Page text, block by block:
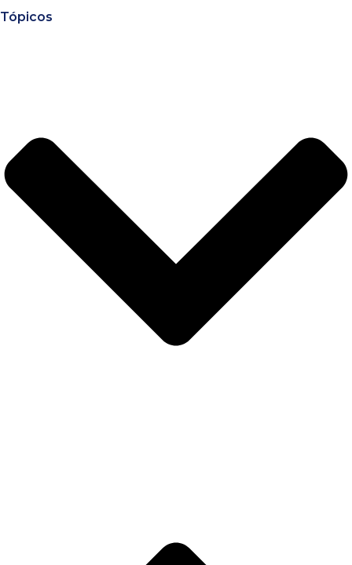
Tópicos